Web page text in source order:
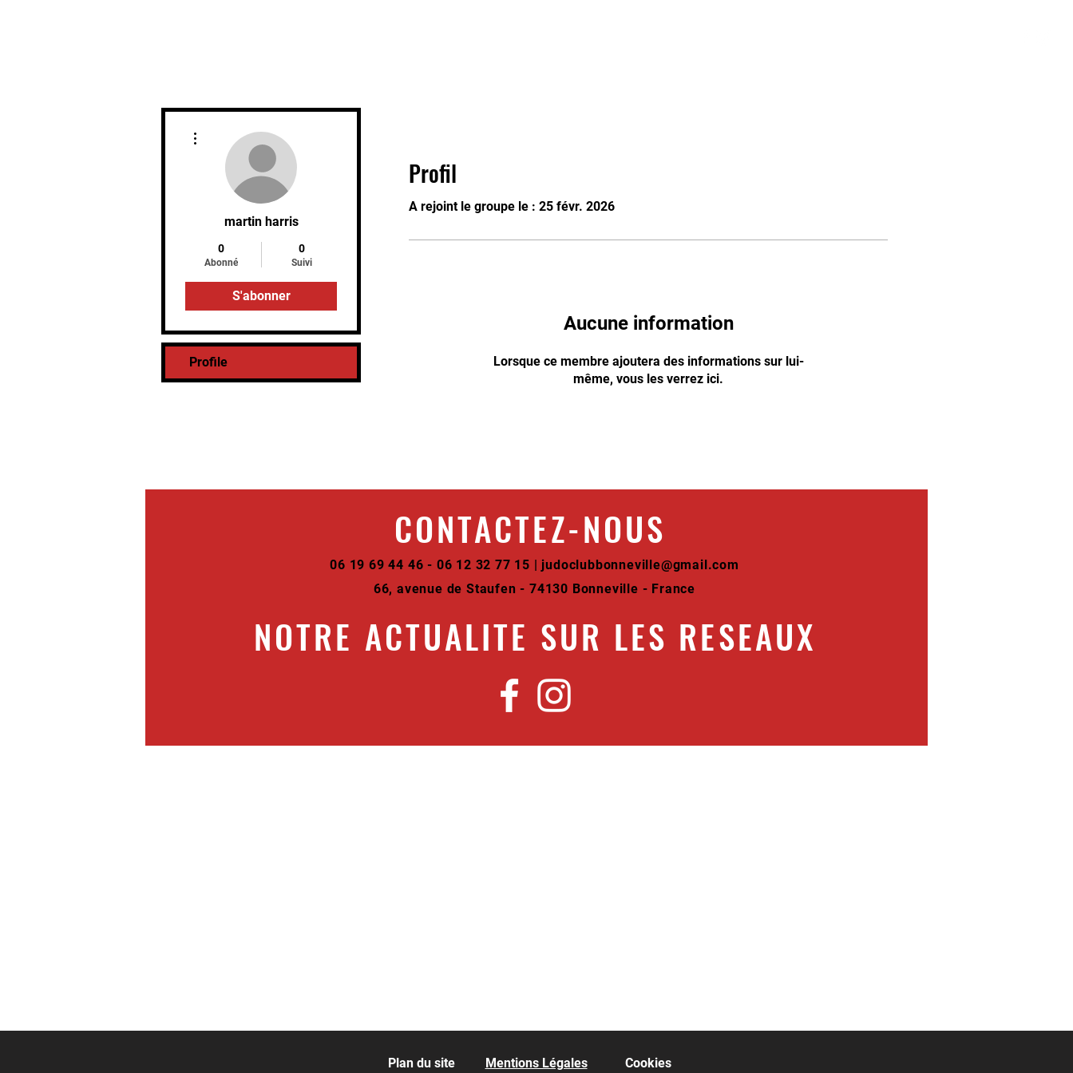
Profil
A rejoint le groupe le : 25 févr. 2026
Aucune information
Lorsque ce membre ajoutera des informations sur lui-
même, vous les verrez ici.
martin harris
0
Abonné
0
Suivi
S'abonner
Profile
CONTACTEZ-NOUS
06 19 69 44 46 - 06 12 32 77 15 | judoclubbonneville@gmail.com
66, avenue de Staufen - 74130 Bonneville - France
NOTRE ACTUALITE SUR LES RESEAUX
Plan du site Mentions Légales Cookies